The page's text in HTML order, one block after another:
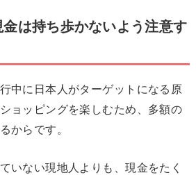
は持ち歩かないよう注意す
中に日本人がターゲットになる原
ョッピングを楽しむため、多額の
からです。
いない現地人よりも、現金をたく